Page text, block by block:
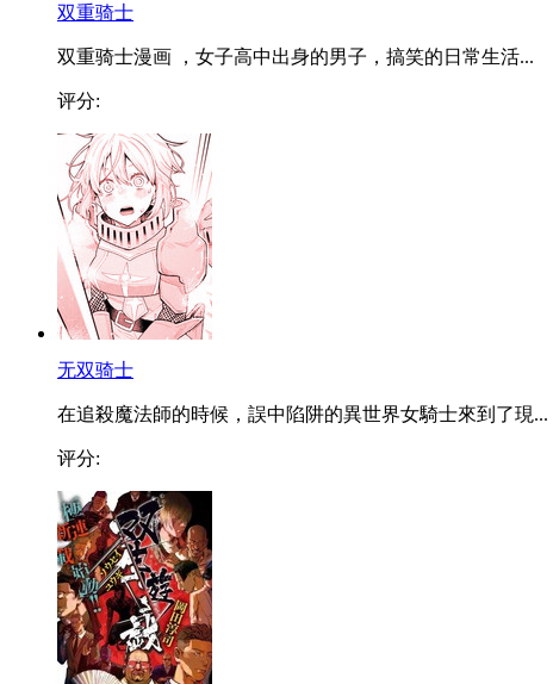
双重骑士
双重骑士漫画 ，女子高中出身的男子，搞笑的日常生活...
评分:
无双骑士
在追殺魔法師的時候，誤中陷阱的異世界女騎士來到了現...
评分: